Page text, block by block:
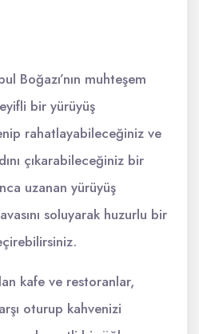
Boğazı’nın muhteşem
bir yürüyüş
rahatlayabileceğiniz ve
çıkarabileceğiniz bir
uzanan yürüyüş
soluyarak huzurlu bir
kafe ve restoranlar,
oturup kahvenizi